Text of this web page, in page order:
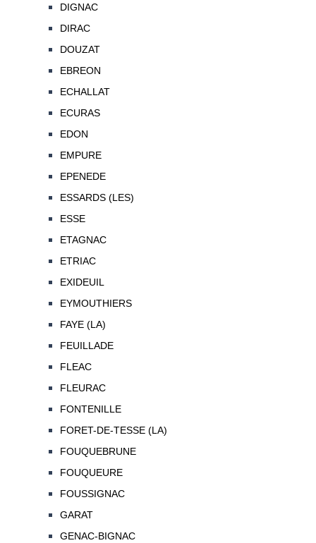
DIGNAC
DIRAC
DOUZAT
EBREON
ECHALLAT
ECURAS
EDON
EMPURE
EPENEDE
ESSARDS (LES)
ESSE
ETAGNAC
ETRIAC
EXIDEUIL
EYMOUTHIERS
FAYE (LA)
FEUILLADE
FLEAC
FLEURAC
FONTENILLE
FORET-DE-TESSE (LA)
FOUQUEBRUNE
FOUQUEURE
FOUSSIGNAC
GARAT
GENAC-BIGNAC